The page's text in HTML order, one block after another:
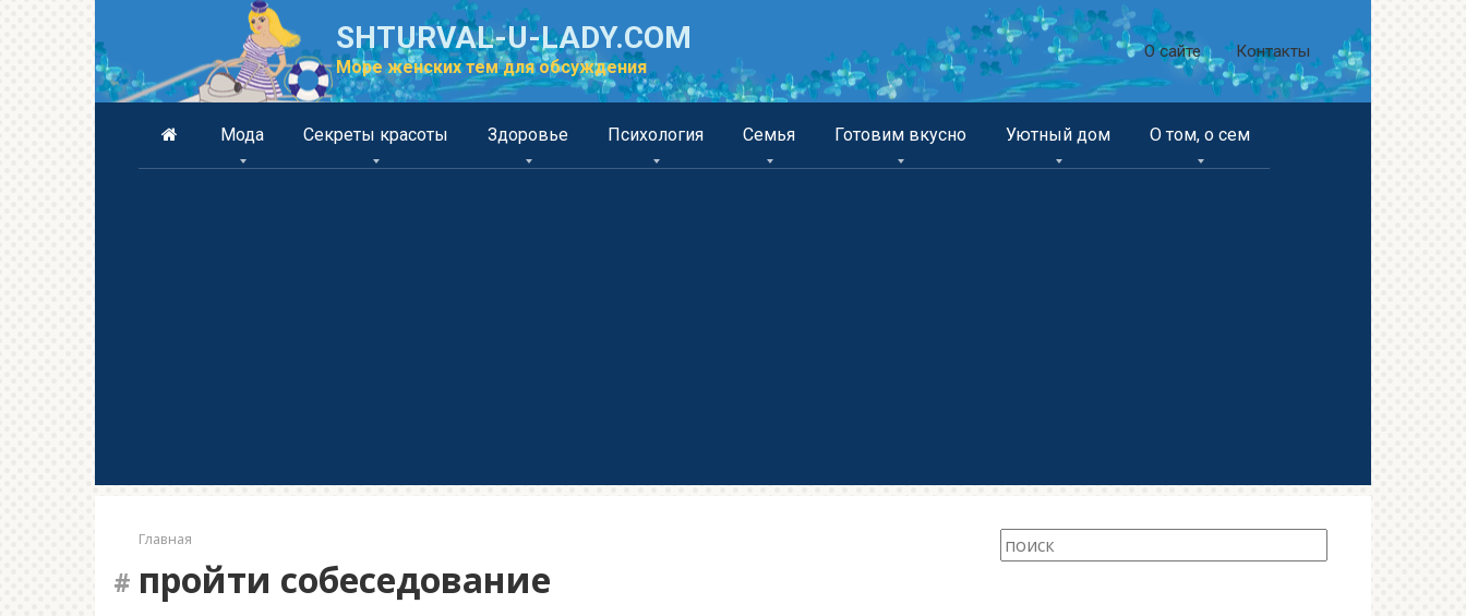
SHTURVAL-U-LADY.COM
Море женских тем для обсуждения
О сайте Контакты
Мода Секреты красоты Здоровье Психология Семья Готовим вкусно Уютный дом О том, о сем
Главная
пройти собеседовaние